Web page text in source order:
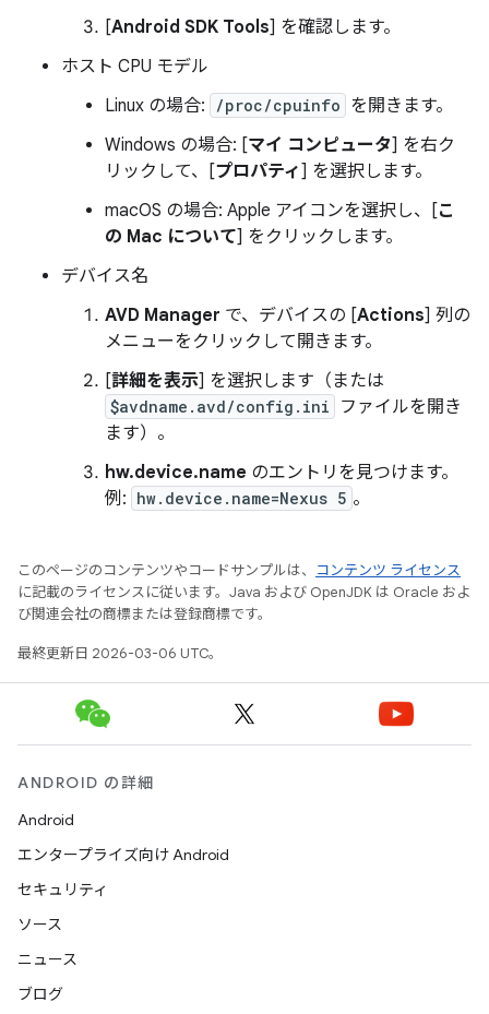
[Android SDK Tools] を確認します。
ホスト CPU モデル
Linux の場合:
/proc/cpuinfo を開きます。
Windows の場合: [マイ コンピュータ] を右ク
リックして、[プロパティ] を選択します。
macOS の場合: Apple アイコンを選択し、[こ
の Mac について] をクリックします。
デバイス名
AVD Manager で、デバイスの [Actions] 列の
メニューをクリックして開きます。
[詳細を表示] を選択します（または
$avdname.avd/config.ini
ファイルを開き
ます）。
hw.device.name のエントリを見つけます。
例: hw.device.name=Nexus 5 。
このページのコンテンツやコードサンプルは、
コンテンツ ライセンス
に記載のライセンスに従います。Java および OpenJDK は Oracle およ
び関連会社の商標または登録商標です。
最終更新日 2026-03-06 UTC。
ANDROID の詳細
Android
エンタープライズ向け Android
セキュリティ
ソース
ニュース
ブログ